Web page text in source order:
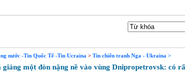
nước -Tin Quốc Tế -Tin Ucraina > Tin chiến tranh Nga - Ukraina >
giáng một đòn nặng nề vào vùng Dnipropetrovsk: có